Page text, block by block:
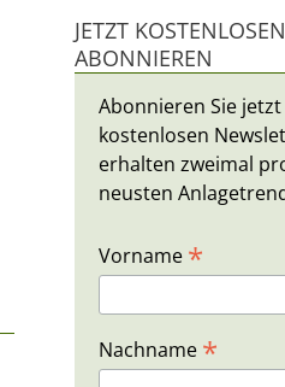
JETZT
ABONNIEREN
Abonnieren Sie
kostenlosen
erhalten zweimal
neusten
Vorname *
Nachname *